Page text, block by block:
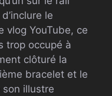
le
vlog YouTube, ce
trop occupé à
clôturé la
bracelet et le
illustre